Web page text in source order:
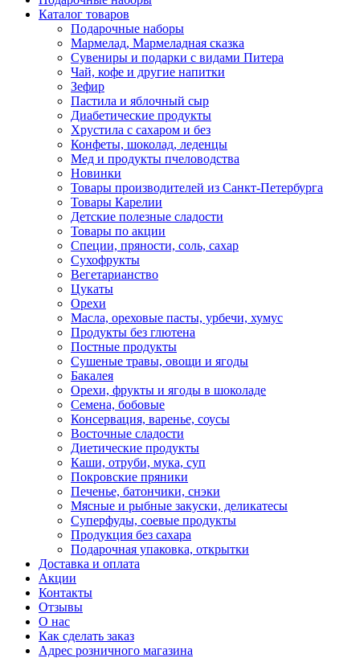
Каталог товаров
Подарочные наборы
Мармелад, Мармеладная сказка
Сувениры и подарки с видами Питера
Чай, кофе и другие напитки
Зефир
Пастила и яблочный сыр
Диабетические продукты
Хрустила с сахаром и без
Конфеты, шоколад, леденцы
Мед и продукты пчеловодства
Новинки
Товары производителей из Санкт-Петербурга
Товары Карелии
Детские полезные сладости
Товары по акции
Специи, пряности, соль, сахар
Сухофрукты
Вегетарианство
Цукаты
Орехи
Масла, ореховые пасты, урбечи, хумус
Продукты без глютена
Постные продукты
Сушеные травы, овощи и ягоды
Бакалея
Орехи, фрукты и ягоды в шоколаде
Семена, бобовые
Консервация, варенье, соусы
Восточные сладости
Диетические продукты
Каши, отруби, мука, суп
Покровские пряники
Печенье, батончики, снэки
Мясные и рыбные закуски, деликатесы
Суперфуды, соевые продукты
Продукция без сахара
Подарочная упаковка, открытки
Доставка и оплата
Акции
Контакты
Отзывы
О нас
Как сделать заказ
Адрес розничного магазина